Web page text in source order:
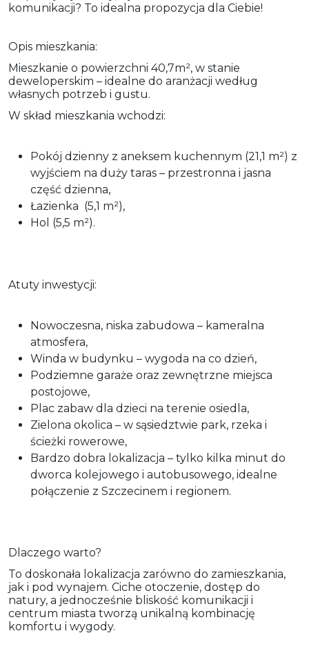
komunikacji? To idealna propozycja dla Ciebie!
Opis mieszkania:
Mieszkanie o powierzchni 40,7m², w stanie
deweloperskim – idealne do aranżacji według
własnych potrzeb i gustu.
W skład mieszkania wchodzi:
Pokój dzienny z aneksem kuchennym (21,1 m²) z
wyjściem na duży taras – przestronna i jasna
część dzienna,
Łazienka (5,1 m²),
Hol (5,5 m²).
Atuty inwestycji:
Nowoczesna, niska zabudowa – kameralna
atmosfera,
Winda w budynku – wygoda na co dzień,
Podziemne garaże oraz zewnętrzne miejsca
postojowe,
Plac zabaw dla dzieci na terenie osiedla,
Zielona okolica – w sąsiedztwie park, rzeka i
ścieżki rowerowe,
Bardzo dobra lokalizacja – tylko kilka minut do
dworca kolejowego i autobusowego, idealne
połączenie z Szczecinem i regionem.
Dlaczego warto?
To doskonała lokalizacja zarówno do zamieszkania,
jak i pod wynajem. Ciche otoczenie, dostęp do
natury, a jednocześnie bliskość komunikacji i
centrum miasta tworzą unikalną kombinację
komfortu i wygody.